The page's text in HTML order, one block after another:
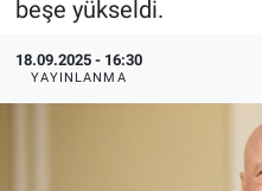
beşe yükseldi.
18.09.2025 - 16:30
YAYINLANMA
Ağır Sanayi Çözümleri